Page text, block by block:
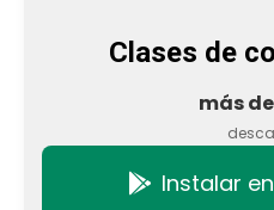
Clases de
más
Instalar